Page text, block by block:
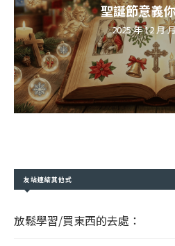
聖誕節意義
2025 年 12 月
友站連結其他式
放鬆學習/買東西的去處：